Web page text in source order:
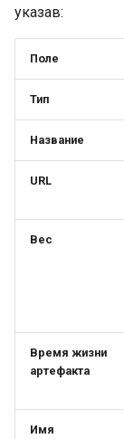
указав:
Поле
Тип
Название
URL
Вес
Время жизни
артефакта
Имя